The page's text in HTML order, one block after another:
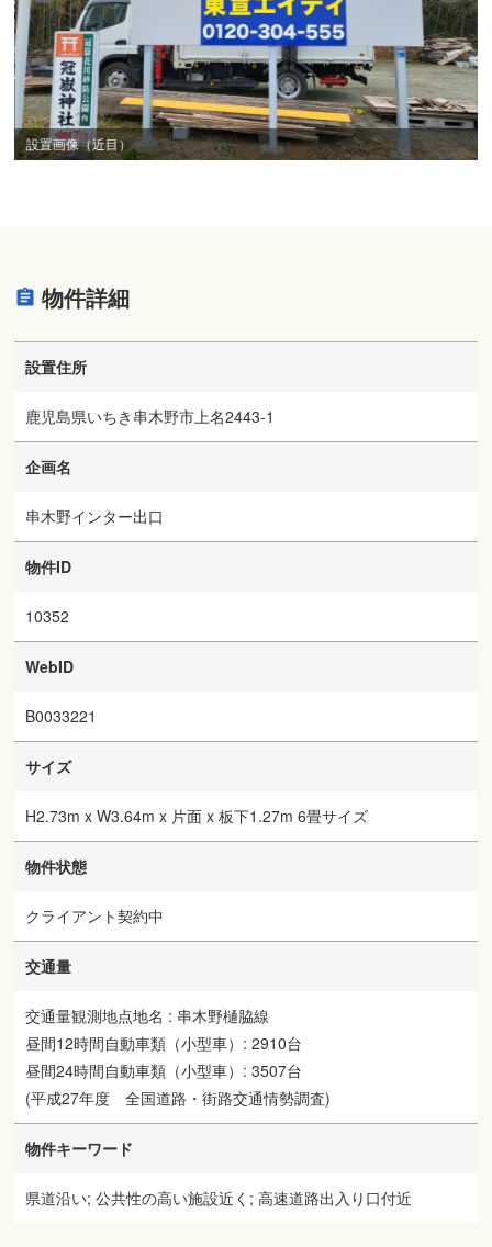
設置画像（近目）
物件詳細
設置住所
鹿児島県いちき串木野市上名2443-1
企画名
串木野インター出口
物件ID
10352
WebID
B0033221
サイズ
H2.73m x W3.64m x 片面 x 板下1.27m 6畳サイズ
物件状態
クライアント契約中
交通量
交通量観測地点地名 : 串木野樋脇線
昼間12時間自動車類（小型車）: 2910台
昼間24時間自動車類（小型車）: 3507台
(平成27年度 全国道路・街路交通情勢調査)
物件キーワード
県道沿い; 公共性の高い施設近く; 高速道路出入り口付近